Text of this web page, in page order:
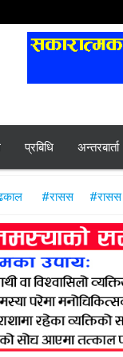
प्रबिधि अन्तरबार्ता
#रासस #रासस